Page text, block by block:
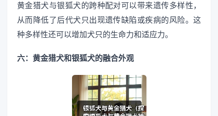
黄金猎犬与银狐犬的跨种配对可以带来遗传多样性，
从而降低了后代犬只出现遗传缺陷或疾病的风险。这
种多样性还可以增加犬只的生命力和适应力。
六：黄金猎犬和银狐犬的融合外观